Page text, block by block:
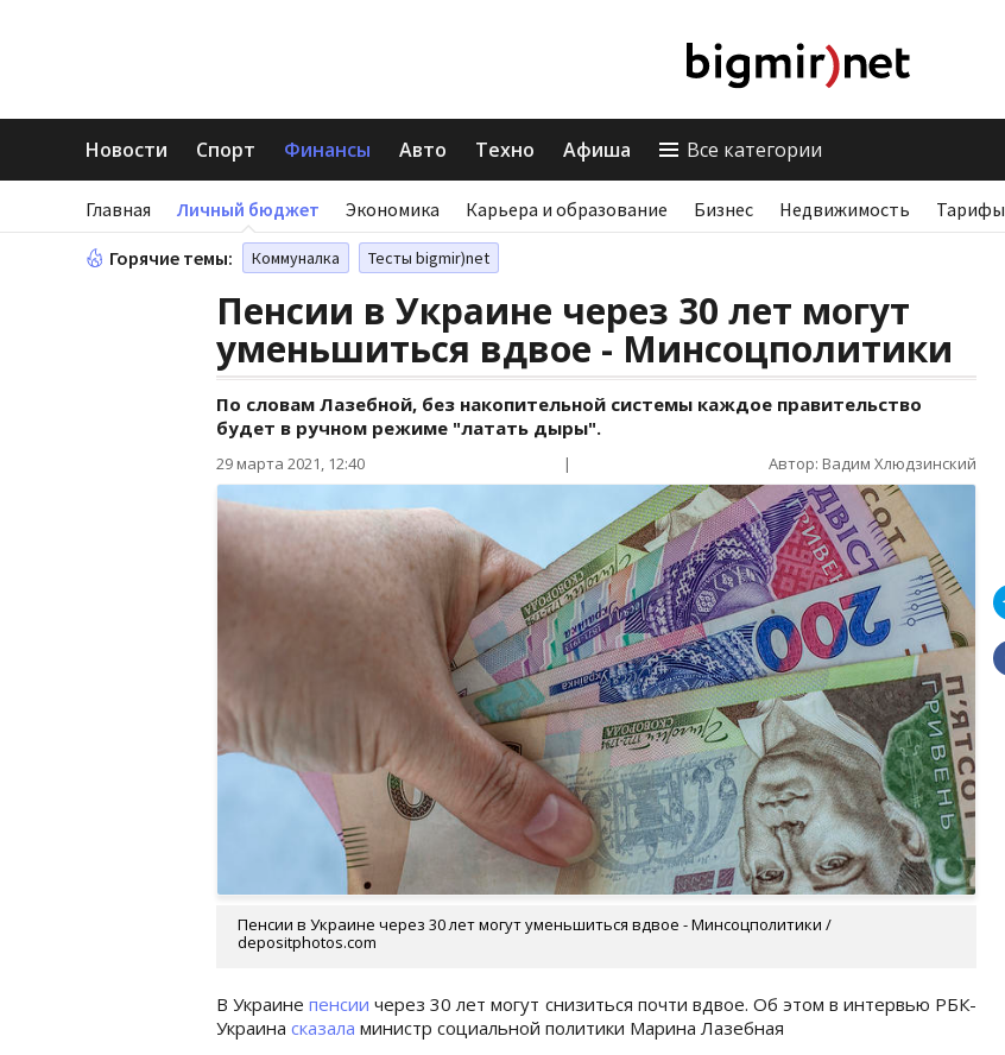
Новости Спорт Финансы Авто Техно Афиша Все категории
Главная Личный бюджет Экономика Карьера и образование Бизнес Недвижимость Тарифы
Горячие темы: Коммуналка Тесты bigmir)net
Пенсии в Украине через 30 лет могут
уменьшиться вдвое - Минсоцполитики
По словам Лазебной, без накопительной системы каждое правительство
будет в ручном режиме "латать дыры".
29 марта 2021, 12:40 | Автор: Вадим Хлюдзинский
Пенсии в Украине через 30 лет могут уменьшиться вдвое - Минсоцполитики /
depositphotos.com
В Украинепенсии через 30 лет могут снизиться почти вдвое. Об этом в интервью РБК-
Украина сказала министр социальной политики Марина Лазебная